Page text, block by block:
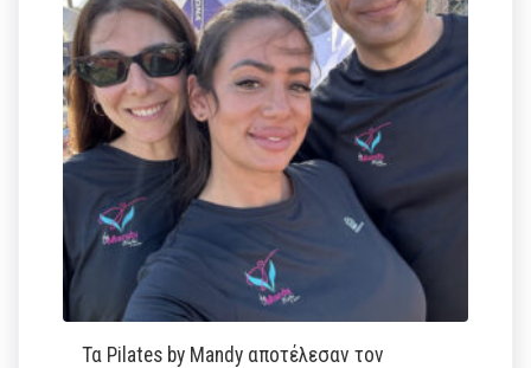
Τα Pilates by Mandy αποτέλεσαν τον